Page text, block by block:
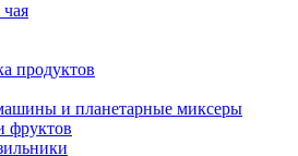
продуктов
и планетарные миксеры
фруктов